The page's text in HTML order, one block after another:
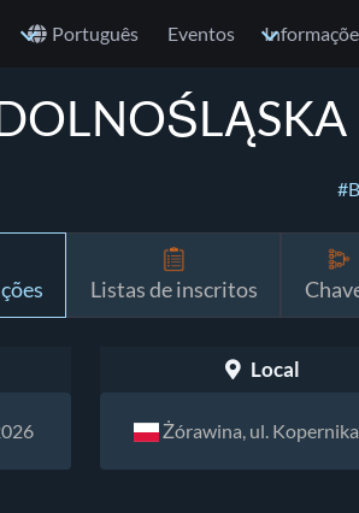
Português Eventos
Listas de inscritos
Local
Żórawina, ul.